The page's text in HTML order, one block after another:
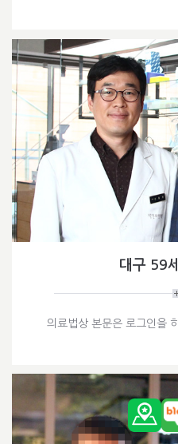
대구 59
의료법상 본문은 로그인을